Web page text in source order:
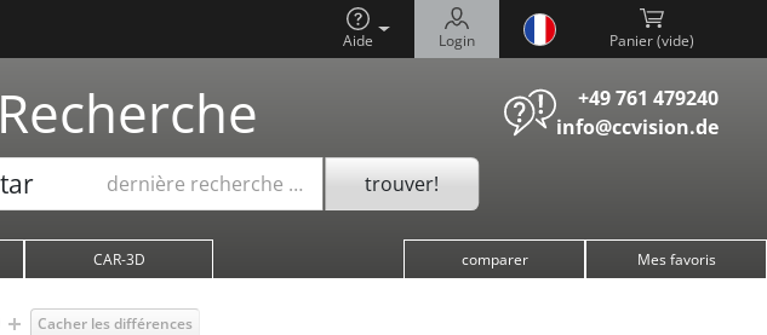
Aide Login Panier ( )
Recherche
+49 761 479240
info@ccvision.de
dernière recherche … trouver!
CAR-3D comparer Mes favoris
Cacher les différences